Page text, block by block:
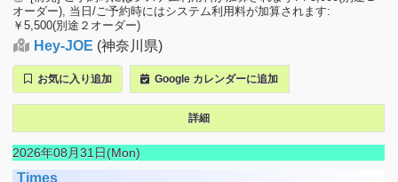
オーダー), 当日/ご予約時にはシステム利用料が加算されます:
￥5,500(別途２オーダー)
Hey-JOE (神奈川県)
お気に入り追加 Google カレンダーに追加
詳細
2026年08月31日(Mon)
Times